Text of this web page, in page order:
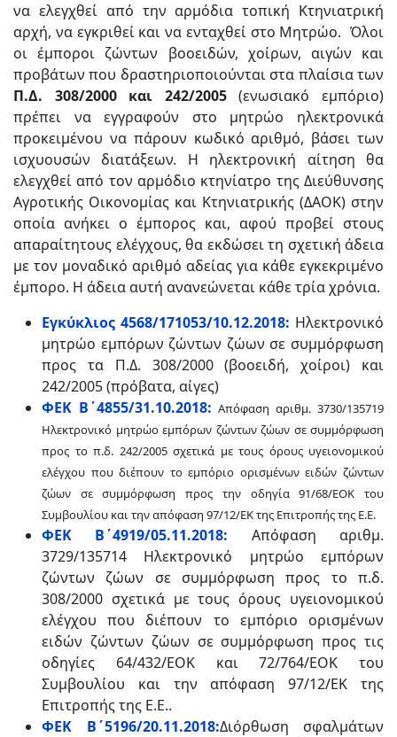
να ελεγχθεί από την αρμόδια τοπική Κτηνιατρική
αρχή, να εγκριθεί και να ενταχθεί στο Μητρώο. Όλοι
οι έμποροι ζώντων βοοειδών, χοίρων, αιγών και
προβάτων που δραστηριοποιούνται στα πλαίσια των
Π.Δ. 308/2000 και 242/2005(ενωσιακό εμπόριο)
πρέπει να εγγραφούν στο μητρώο ηλεκτρονικά
προκειμένου να πάρουν κωδικό αριθμό, βάσει των
ισχυουσών διατάξεων. Η ηλεκτρονική αίτηση θα
ελεγχθεί από τον αρμόδιο κτηνίατρο της Διεύθυνσης
Αγροτικής Οικονομίας και Κτηνιατρικής (ΔΑΟΚ) στην
οποία ανήκει ο έμπορος και, αφού προβεί στους
απαραίτητους ελέγχους, θα εκδώσει τη σχετική άδεια
με τον μοναδικό αριθμό αδείας για κάθε εγκεκριμένο
έμπορο. Η άδεια αυτή ανανεώνεται κάθε τρία χρόνια.
Εγκύκλιος 4568/171053/10.12.2018: Ηλεκτρονικό
μητρώο εμπόρων ζώντων ζώων σε συμμόρφωση
προς τα Π.Δ. 308/2000 (βοοειδή, χοίροι) και
242/2005 (πρόβατα, αίγες)
ΦΕΚ Β΄4855/31.10.2018: Απόφαση αριθμ. 3730/135719
Ηλεκτρονικό μητρώο εμπόρων ζώντων ζώων σε συμμόρφωση
προς το π.δ. 242/2005 σχετικά με τους όρους υγειονομικού
ελέγχου που διέπουν το εμπόριο ορισμένων ειδών ζώντων
ζώων σεσυμμόρφωση προς την οδηγία 91/68/ΕΟΚ του
Συμβουλίου και την απόφαση 97/12/ΕΚ της Επιτροπής της Ε.Ε.
ΦΕΚ Β΄4919/05.11.2018: Απόφαση αριθμ.
3729/135714 Ηλεκτρονικό μητρώο εμπόρων
ζώντων ζώων σε συμμόρφωση προς το π.δ.
308/2000 σχετικά με τους όρους υγειονομικού
ελέγχου που διέπουν το εμπόριο ορισμένων
ειδών ζώντων ζώων σε συμμόρφωση προς τις
οδηγίες 64/432/ΕΟΚ και 72/764/ΕΟΚ του
Συμβουλίου και την απόφαση 97/12/ΕΚ της
Επιτροπής της Ε.Ε..
ΦΕΚ Β΄5196/20.11.2018:Διόρθωση σφαλμάτων